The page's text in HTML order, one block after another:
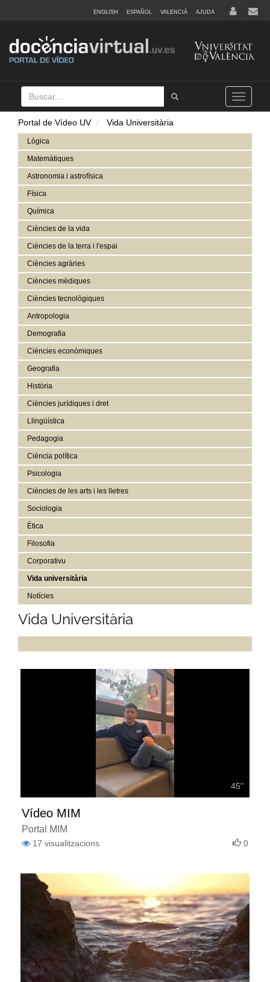
ENGLISH ESPAÑOL VALENCIÀ AJUDA
Buscar
Tramet
Toggle
navigation
Portal de Vídeo UV Vida Universitària
Lògica
Matemàtiques
Astronomia i astrofísica
Física
Química
Ciències de la vida
Ciències de la terra i l'espai
Ciències agràries
Ciències mèdiques
Ciències tecnològiques
Antropologia
Demografia
Ciències econòmiques
Geografia
Història
Ciències jurídiques i dret
Llingüística
Pedagogia
Ciència política
Psicologia
Ciències de les arts i les lletres
Sociologia
Ètica
Filosofia
Corporativu
Vida universitària
Notícies
Vida Universitària
45''
Vídeo MIM
Portal MIM
17 visualitzacions 0